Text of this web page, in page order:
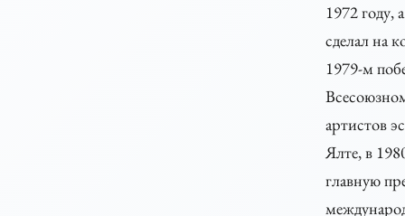
1972 году,
сделал на
1979-м
артистов
Ялте, в
главную